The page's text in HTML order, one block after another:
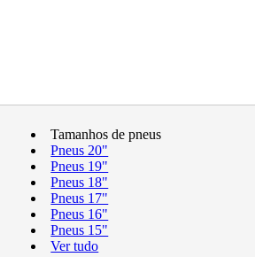
Tamanhos de pneus
Pneus 20"
Pneus 19"
Pneus 18"
Pneus 17"
Pneus 16"
Pneus 15"
Ver tudo